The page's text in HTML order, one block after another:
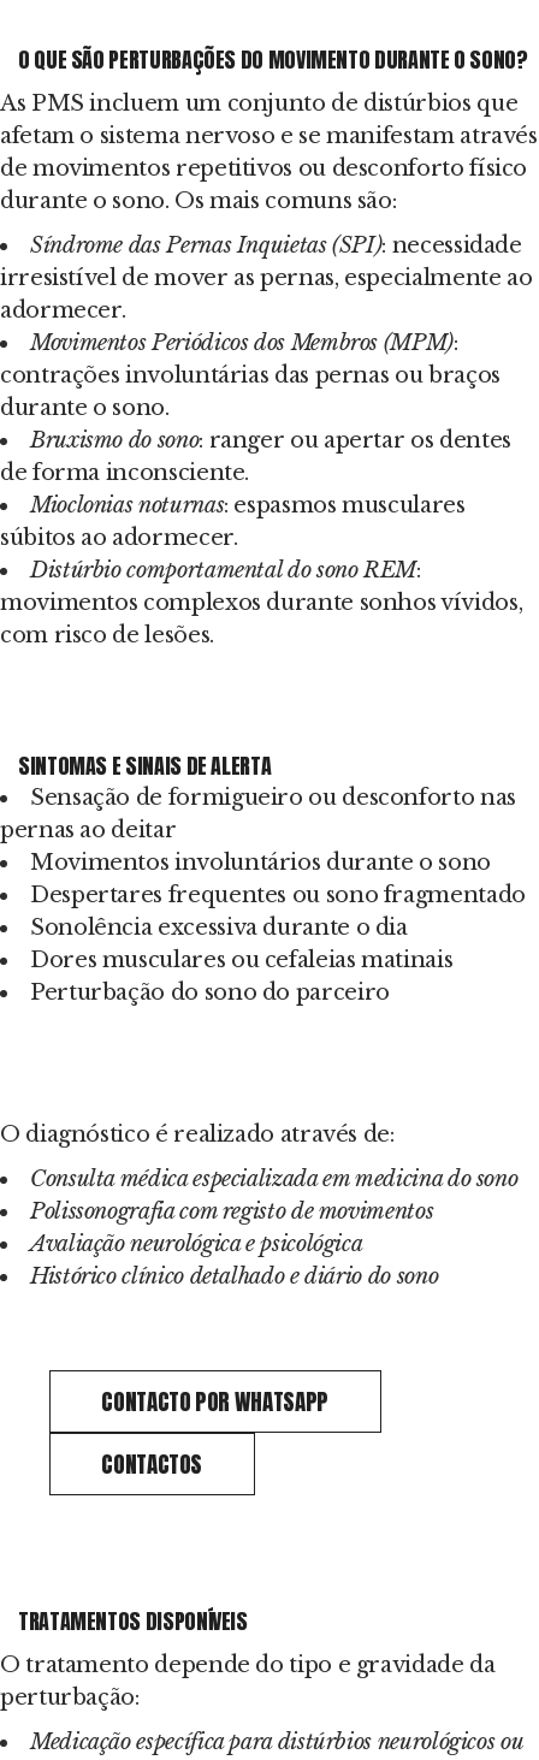
O QUE SÃO PERTURBAÇÕES DO MOVIMENTO DURANTE O SONO?
As PMS incluem um conjunto de distúrbios que
afetam o sistema nervoso e se manifestam através
de movimentos repetitivos ou desconforto físico
durante o sono. Os mais comuns são:
Síndrome das Pernas Inquietas (SPI): necessidade
irresistível de mover as pernas, especialmente ao
adormecer.
Movimentos Periódicos dos Membros (MPM):
contrações involuntárias das pernas ou braços
durante o sono.
Bruxismo do sono: ranger ou apertar os dentes
de forma inconsciente.
Mioclonias noturnas: espasmos musculares
súbitos ao adormecer.
Distúrbio comportamental do sono REM:
movimentos complexos durante sonhos vívidos,
com risco de lesões.
SINTOMAS E SINAIS DE ALERTA
Sensação de formigueiro ou desconforto nas
pernas ao deitar
Movimentos involuntários durante o sono
Despertares frequentes ou sono fragmentado
Sonolência excessiva durante o dia
Dores musculares ou cefaleias matinais
Perturbação do sono do parceiro
O diagnóstico é realizado através de:
Consulta médica especializada em medicina do sono
Polissonografia com registo de movimentos
Avaliação neurológica e psicológica
Histórico clínico detalhado e diário do sono
CONTACTO POR WHATSAPP
CONTACTOS
TRATAMENTOS DISPONÍVEIS
O tratamento depende do tipo e gravidade da
perturbação:
Medicação específica para distúrbios neurológicos ou